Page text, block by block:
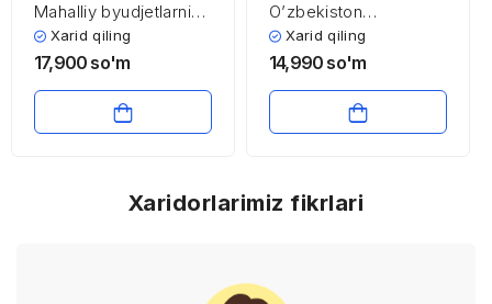
Mahalliy byudjetlarni
hududlarning
rivojlanishiga ta’sirini
Yakkasaroy tumani
misolida)
Xarid qiling
17,900 so'm
O’zbekiston
Respublikasida
amalga oshirilayotgan
loyihalarning iqtisodiy
o’sishga ta’siri va uni
istiqbollari
Xarid qiling
14,990 so'm
Xaridorlarimiz fikrlari